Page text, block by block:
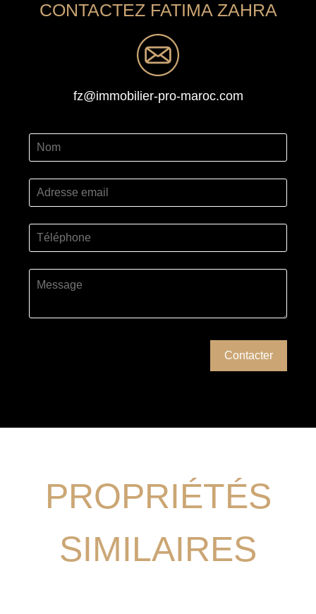
CONTACTEZ FATIMA ZAHRA
fz@immobilier-pro-maroc.com
PROPRIÉTÉS
SIMILAIRES